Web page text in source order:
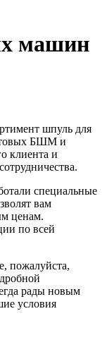
машин
шпуль для
БШМ и
и
специальные
вам
ценам.
по всей
пожалуйста,
рады новым
условия